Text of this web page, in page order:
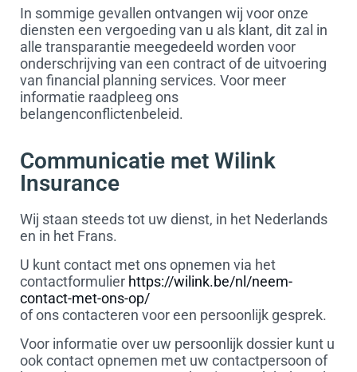
In sommige gevallen ontvangen wij voor onze
diensten een vergoeding van u als klant, dit zal in
alle transparantie meegedeeld worden voor
onderschrijving van een contract of de uitvoering
van financial planning services. Voor meer
informatie raadpleeg ons
belangenconflictenbeleid.
Communicatie met Wilink
Insurance
Wij staan steeds tot uw dienst, in het Nederlands
en in het Frans.
U kunt contact met ons opnemen via het
contactformulier https://wilink.be/nl/neem-
contact-met-ons-op/
of ons contacteren voor een persoonlijk gesprek.
Voor informatie over uw persoonlijk dossier kunt u
ook contact opnemen met uw contactpersoon of